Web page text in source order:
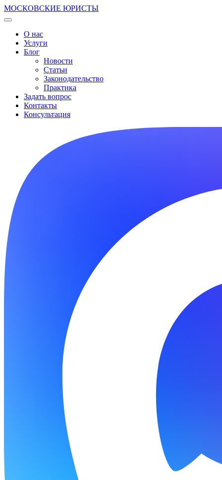
МОСКОВСКИЕ ЮРИСТЫ
О нас
Услуги
Блог
Новости
Статьи
Законодательство
Практика
Задать вопрос
Контакты
Консультация